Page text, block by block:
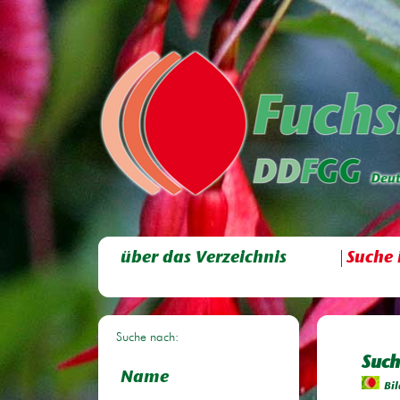
über das Verzeichnis Suche
Suche nach:
Name